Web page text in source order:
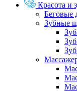
Красота и
Беговые
Зубные